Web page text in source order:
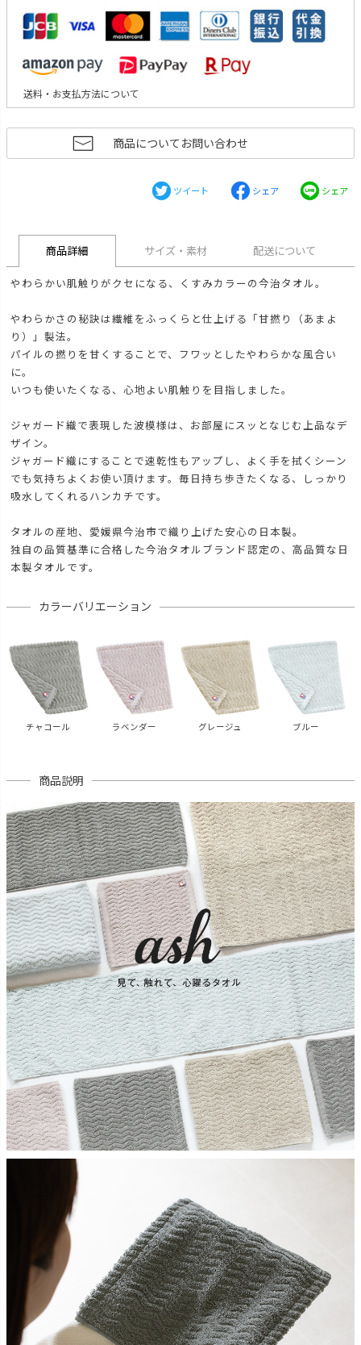
送料・お支払方法について
商品についてお問い合わせ
ツイート シェア シェア
商品詳細 サイズ・素材 配送について
やわらかい肌触りがクセになる、くすみカラーの今治タオル。
やわらかさの秘訣は繊維をふっくらと仕上げる「甘撚り（あまよ
り）」製法。
パイルの撚りを甘くすることで、フワッとしたやわらかな風合い
に。
いつも使いたくなる、心地よい肌触りを目指しました。
ジャガード織で表現した波模様は、お部屋にスッとなじむ上品なデ
ザイン。
ジャガード織にすることで速乾性もアップし、よく手を拭くシーン
でも気持ちよくお使い頂けます。毎日持ち歩きたくなる、しっかり
吸水してくれるハンカチです。
タオルの産地、愛媛県今治市で織り上げた安心の日本製。
独自の品質基準に合格した今治タオルブランド認定の、高品質な日
本製タオルです。
カラーバリエーション
チャコール ラベンダー グレージュ ブルー
商品説明